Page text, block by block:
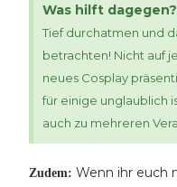
Was hilft dagegen?
Tief durchatmen und
betrachten! Nicht auf
neues Cosplay
für einige unglaublich
auch zu mehreren
Zudem: Wenn ihr euch